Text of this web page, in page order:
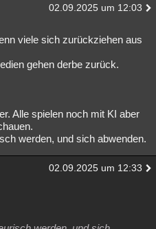
02.09.2025 um 12:03
viele sich zurückziehen aus
gehen derbe zurück.
Alle spielen noch mit KI aber
werden, und sich abwenden.
02.09.2025 um 12:33